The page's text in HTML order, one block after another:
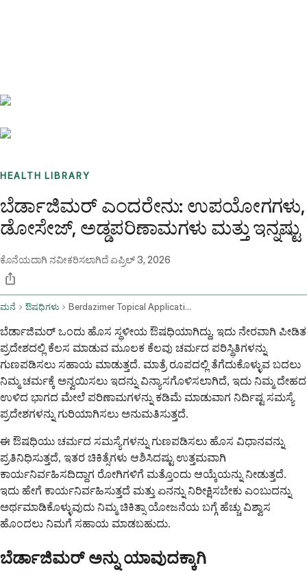
HEALTH LIBRARY
ಬೆರ್ಡಾಜಿಮರ್ ಎಂದರೇನು: ಉಪಯೋಗಗಳು,
ಡೋಸೇಜ್, ಅಡ್ಡಪರಿಣಾಮಗಳು ಮತ್ತು ಇನ್ನಷ್ಟು
ಕೊನೆಯದಾಗಿ ನವೀಕರಿಸಲಾಗಿದೆಏಪ್ರಿಲ್ 3, 2026
ಮನೆ ಔಷಧಿಗಳು Berdazimer Topical Application Route
ಬೆರ್ಡಾಜಿಮರ್ ಒಂದು ಹೊಸ ಸ್ಥಳೀಯ ಔಷಧಿಯಾಗಿದ್ದು, ಇದು ನೇರವಾಗಿ ಪೀಡಿತ
ಪ್ರದೇಶದಲ್ಲಿ ಕೆಲಸ ಮಾಡುವ ಮೂಲಕ ಕೆಲವು ಚರ್ಮದ ಪರಿಸ್ಥಿತಿಗಳನ್ನು
ಗುಣಪಡಿಸಲು ಸಹಾಯ ಮಾಡುತ್ತದೆ. ಮಾತ್ರೆ ರೂಪದಲ್ಲಿ ತೆಗೆದುಕೊಳ್ಳುವ ಬದಲು
ನಿಮ್ಮ ಚರ್ಮಕ್ಕೆ ಅನ್ವಯಿಸಲು ಇದನ್ನು ವಿನ್ಯಾಸಗೊಳಿಸಲಾಗಿದೆ, ಇದು ನಿಮ್ಮ ದೇಹದ
ಉಳಿದ ಭಾಗದ ಮೇಲೆ ಪರಿಣಾಮಗಳನ್ನು ಕಡಿಮೆ ಮಾಡುವಾಗ ನಿರ್ದಿಷ್ಟ ಸಮಸ್ಯೆ
ಪ್ರದೇಶಗಳನ್ನು ಗುರಿಯಾಗಿಸಲು ಅನುಮತಿಸುತ್ತದೆ.
ಈ ಔಷಧಿಯು ಚರ್ಮದ ಸಮಸ್ಯೆಗಳನ್ನು ಗುಣಪಡಿಸಲು ಹೊಸ ವಿಧಾನವನ್ನು
ಪ್ರತಿನಿಧಿಸುತ್ತದೆ, ಇತರ ಚಿಕಿತ್ಸೆಗಳು ಆಶಿಸಿದಷ್ಟು ಉತ್ತಮವಾಗಿ
ಕಾರ್ಯನಿರ್ವಹಿಸದಿದ್ದಾಗ ರೋಗಿಗಳಿಗೆ ಮತ್ತೊಂದು ಆಯ್ಕೆಯನ್ನು ನೀಡುತ್ತದೆ.
ಇದು ಹೇಗೆ ಕಾರ್ಯನಿರ್ವಹಿಸುತ್ತದೆ ಮತ್ತು ಏನನ್ನು ನಿರೀಕ್ಷಿಸಬೇಕು ಎಂಬುದನ್ನು
ಅರ್ಥಮಾಡಿಕೊಳ್ಳುವುದು ನಿಮ್ಮ ಚಿಕಿತ್ಸಾ ಯೋಜನೆಯ ಬಗ್ಗೆ ಹೆಚ್ಚು ವಿಶ್ವಾಸ
ಹೊಂದಲು ನಿಮಗೆ ಸಹಾಯ ಮಾಡಬಹುದು.
ಬೆರ್ಡಾಜಿಮರ್ ಅನ್ನು ಯಾವುದಕ್ಕಾಗಿ